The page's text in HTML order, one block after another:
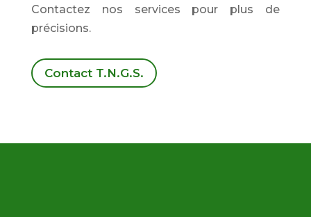
Contactez nos services pour plus de
précisions.
Contact T.N.G.S.